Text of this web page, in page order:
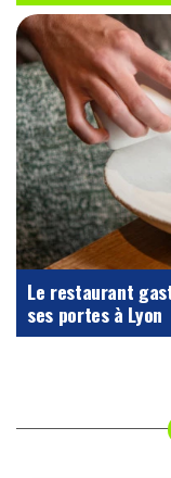
Le restaurant
ses portes à Lyon